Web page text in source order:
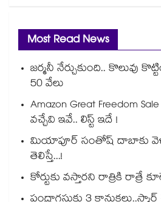
Most Read News
జర్మనీ నేర్చుకుంది.. కొలువు
50 వేలు
Amazon Great Freedom
వచ్చేవి ఇవే.. లిస్ట్ ఇదే !
మియాపూర్ సంతోష్ దాబాకు
తెలిస్తే...!
కోర్టుకు వస్తారని రాత్రికి రాత్రే